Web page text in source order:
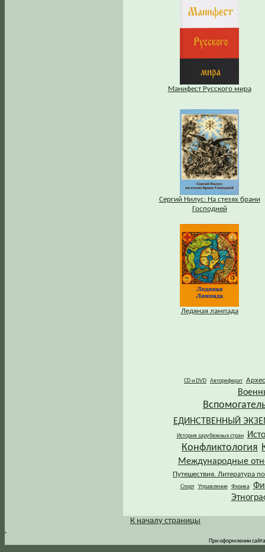
Манифест Русского мира
Сергий Нилус: На стезях брани
Господней
Ледяная лампада
CD и DVD Автореферат
ЕДИНСТВЕННЫЙ
История зарубежных стран
Конфликтология
Международные
Путешествия. Литература
Спорт Управление Физика
.
К началу страницы
При оформлении